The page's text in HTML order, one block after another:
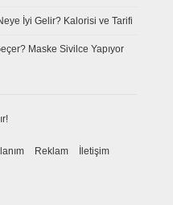
İyi Gelir? Kalorisi ve Tarifi
Maske Sivilce Yapıyor
Reklam İletişim